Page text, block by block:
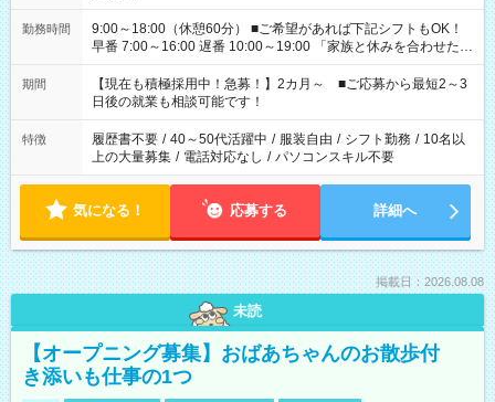
勤務時間
9:00～18:00（休憩60分） ■ご希望があれば下記シフトもOK！
早番 7:00～16:00 遅番 10:00～19:00 「家族と休みを合わせた
い」 「余裕を持って夕飯の準備がしたい」 「できれば残業はし
たくない」 など、ご希望を教えてくださいね。 ※Wワーク希望
の方へ 今ご覧のお仕事で希望する勤務時間と、もう1つのお仕事
の勤務時間。 合計で週40時間を超える場合は応募できません。
期間
【現在も積極採用中！急募！】2カ月～ ■ご応募から最短2～3
日後の就業も相談可能です！
特徴 履歴書不要 / 40～50代活躍中 / 服装自由 / シフト勤務 / 10名以
上の大量募集 / 電話対応なし / パソコンスキル不要
気になる！ 応募する 詳細へ
掲載日：2026.08.08
未読
【オープニング募集】おばあちゃんのお散歩付
き添いも仕事の1つ